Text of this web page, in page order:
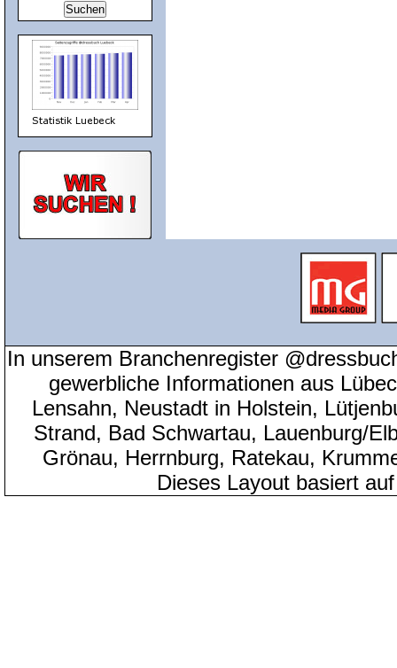
In unserem Branchenregister
gewerbliche Informationen aus
Lensahn, Neustadt in Holstein,
Strand, Bad Schwartau, Lauenburg/
Grönau, Herrnburg, Ratekau,
Dieses Layout basiert